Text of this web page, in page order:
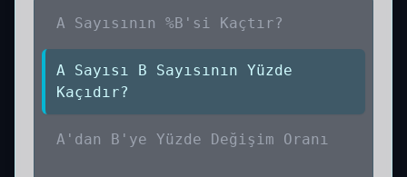
A Sayısının %B'si Kaçtır?
A Sayısı B Sayısının Yüzde
Kaçıdır?
A'dan B'ye Yüzde Değişim Oranı